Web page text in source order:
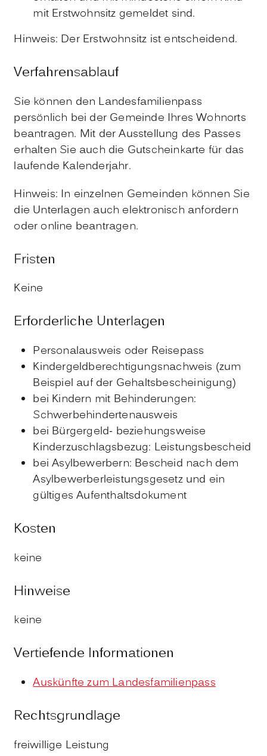
mit Erstwohnsitz gemeldet sind.
Hinweis: Der Erstwohnsitz ist entscheidend.
Verfahrensablauf
Sie können den Landesfamilienpass
persönlich bei der Gemeinde Ihres Wohnorts
beantragen. Mit der Ausstellung des Passes
erhalten Sie auch die Gutscheinkarte für das
laufende Kalenderjahr.
Hinweis: In einzelnen Gemeinden können Sie
die Unterlagen auch elektronisch anfordern
oder online beantragen.
Fristen
Keine
Erforderliche Unterlagen
Personalausweis oder Reisepass
Kindergeldberechtigungsnachweis (zum
Beispiel auf der Gehaltsbescheinigung)
bei Kindern mit Behinderungen:
Schwerbehindertenausweis
bei Bürgergeld- beziehungsweise
Kinderzuschlagsbezug: Leistungsbescheid
bei Asylbewerbern: Bescheid nach dem
Asylbewerberleistungsgesetz und ein
gültiges Aufenthaltsdokument
Kosten
keine
Hinweise
keine
Vertiefende Informationen
Auskünfte zum Landesfamilienpass
Rechtsgrundlage
freiwillige Leistung